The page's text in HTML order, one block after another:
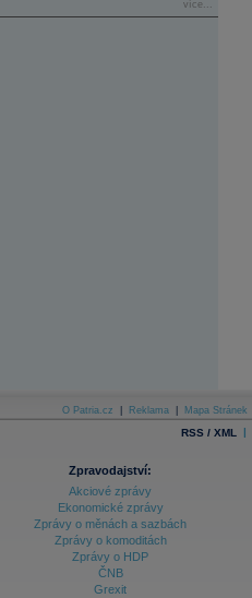
více...
O Patria.cz Reklama Mapa Stránek
RSS / XML |
Zpravodajství:
Akciové zprávy
Ekonomické zprávy
Zprávy o měnách a sazbách
Zprávy o komoditách
Zprávy o HDP
ČNB
Grexit